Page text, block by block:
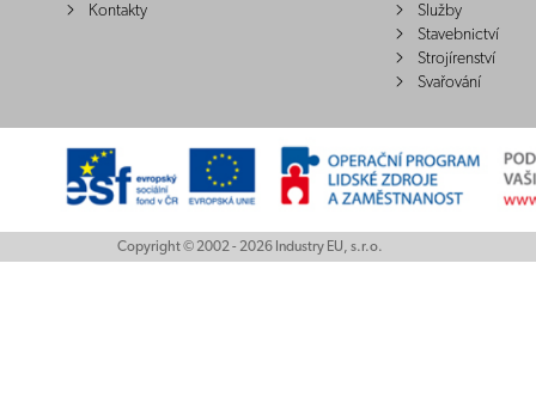
Kontakty
Služby
Stavebnictví
Strojírenství
Svařování
Copyright © 2002 - 2026 Industry EU, s.r.o.